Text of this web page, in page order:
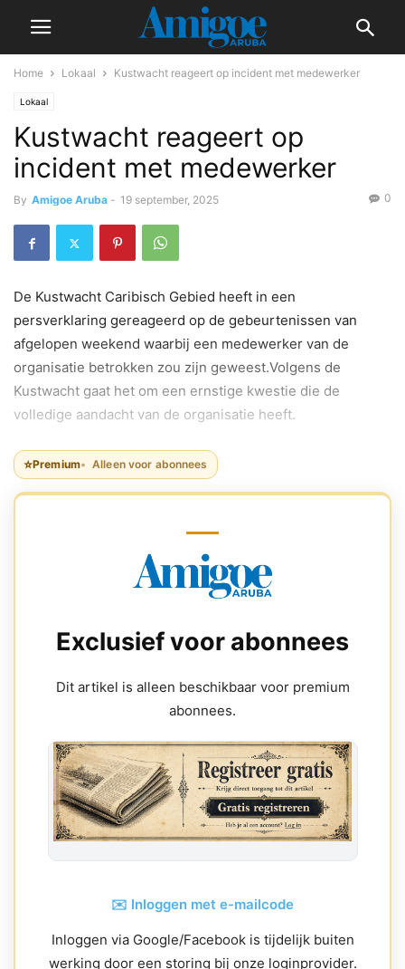
Home Lokaal Kustwacht reageert op incident met medewerker
Lokaal
Kustwacht reageert op
incident met medewerker
By Amigoe Aruba - 19 september, 2025 0
De Kustwacht Caribisch Gebied heeft in een
persverklaring gereageerd op de gebeurtenissen van
afgelopen weekend waarbij een medewerker van de
organisatie betrokken zou zijn geweest.Volgens de
Kustwacht gaat het om een ernstige kwestie die de
volledige aandacht van de organisatie heeft.
⭐Premium Alleen voor abonnees
Exclusief voor abonnees
Dit artikel is alleen beschikbaar voor premium
abonnees.
✉️ Inloggen met e-mailcode
Inloggen via Google/Facebook is tijdelijk buiten
werking door een storing bij onze loginprovider.